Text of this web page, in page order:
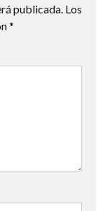
publicada. Los
*